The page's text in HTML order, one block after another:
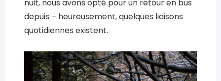
nuit, nous avons opté pour un retour en bus
depuis – heureusement, quelques liaisons
quotidiennes existent.